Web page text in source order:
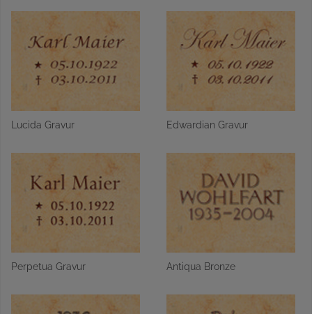
Lucida Gravur Edwardian Gravur
Perpetua Gravur Antiqua Bronze